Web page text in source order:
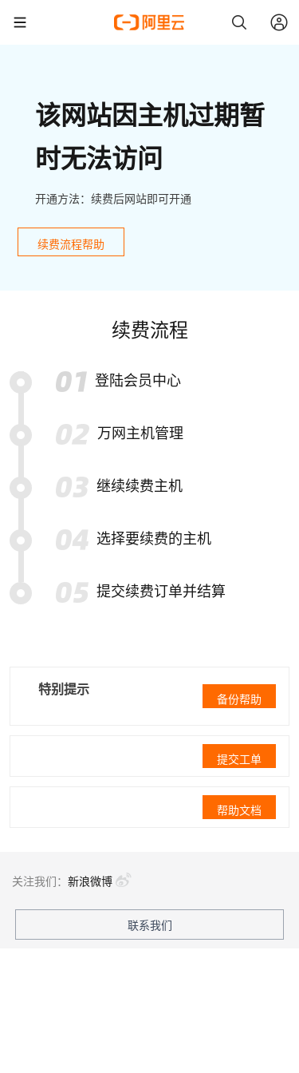
该网站因主机过期暂
时无法访问
开通方法：续费后网站即可开通
续费流程帮助
续费流程
登陆会员中心
万网主机管理
继续续费主机
选择要续费的主机
提交续费订单并结算
特别提示
备份帮助
提交工单
帮助文档